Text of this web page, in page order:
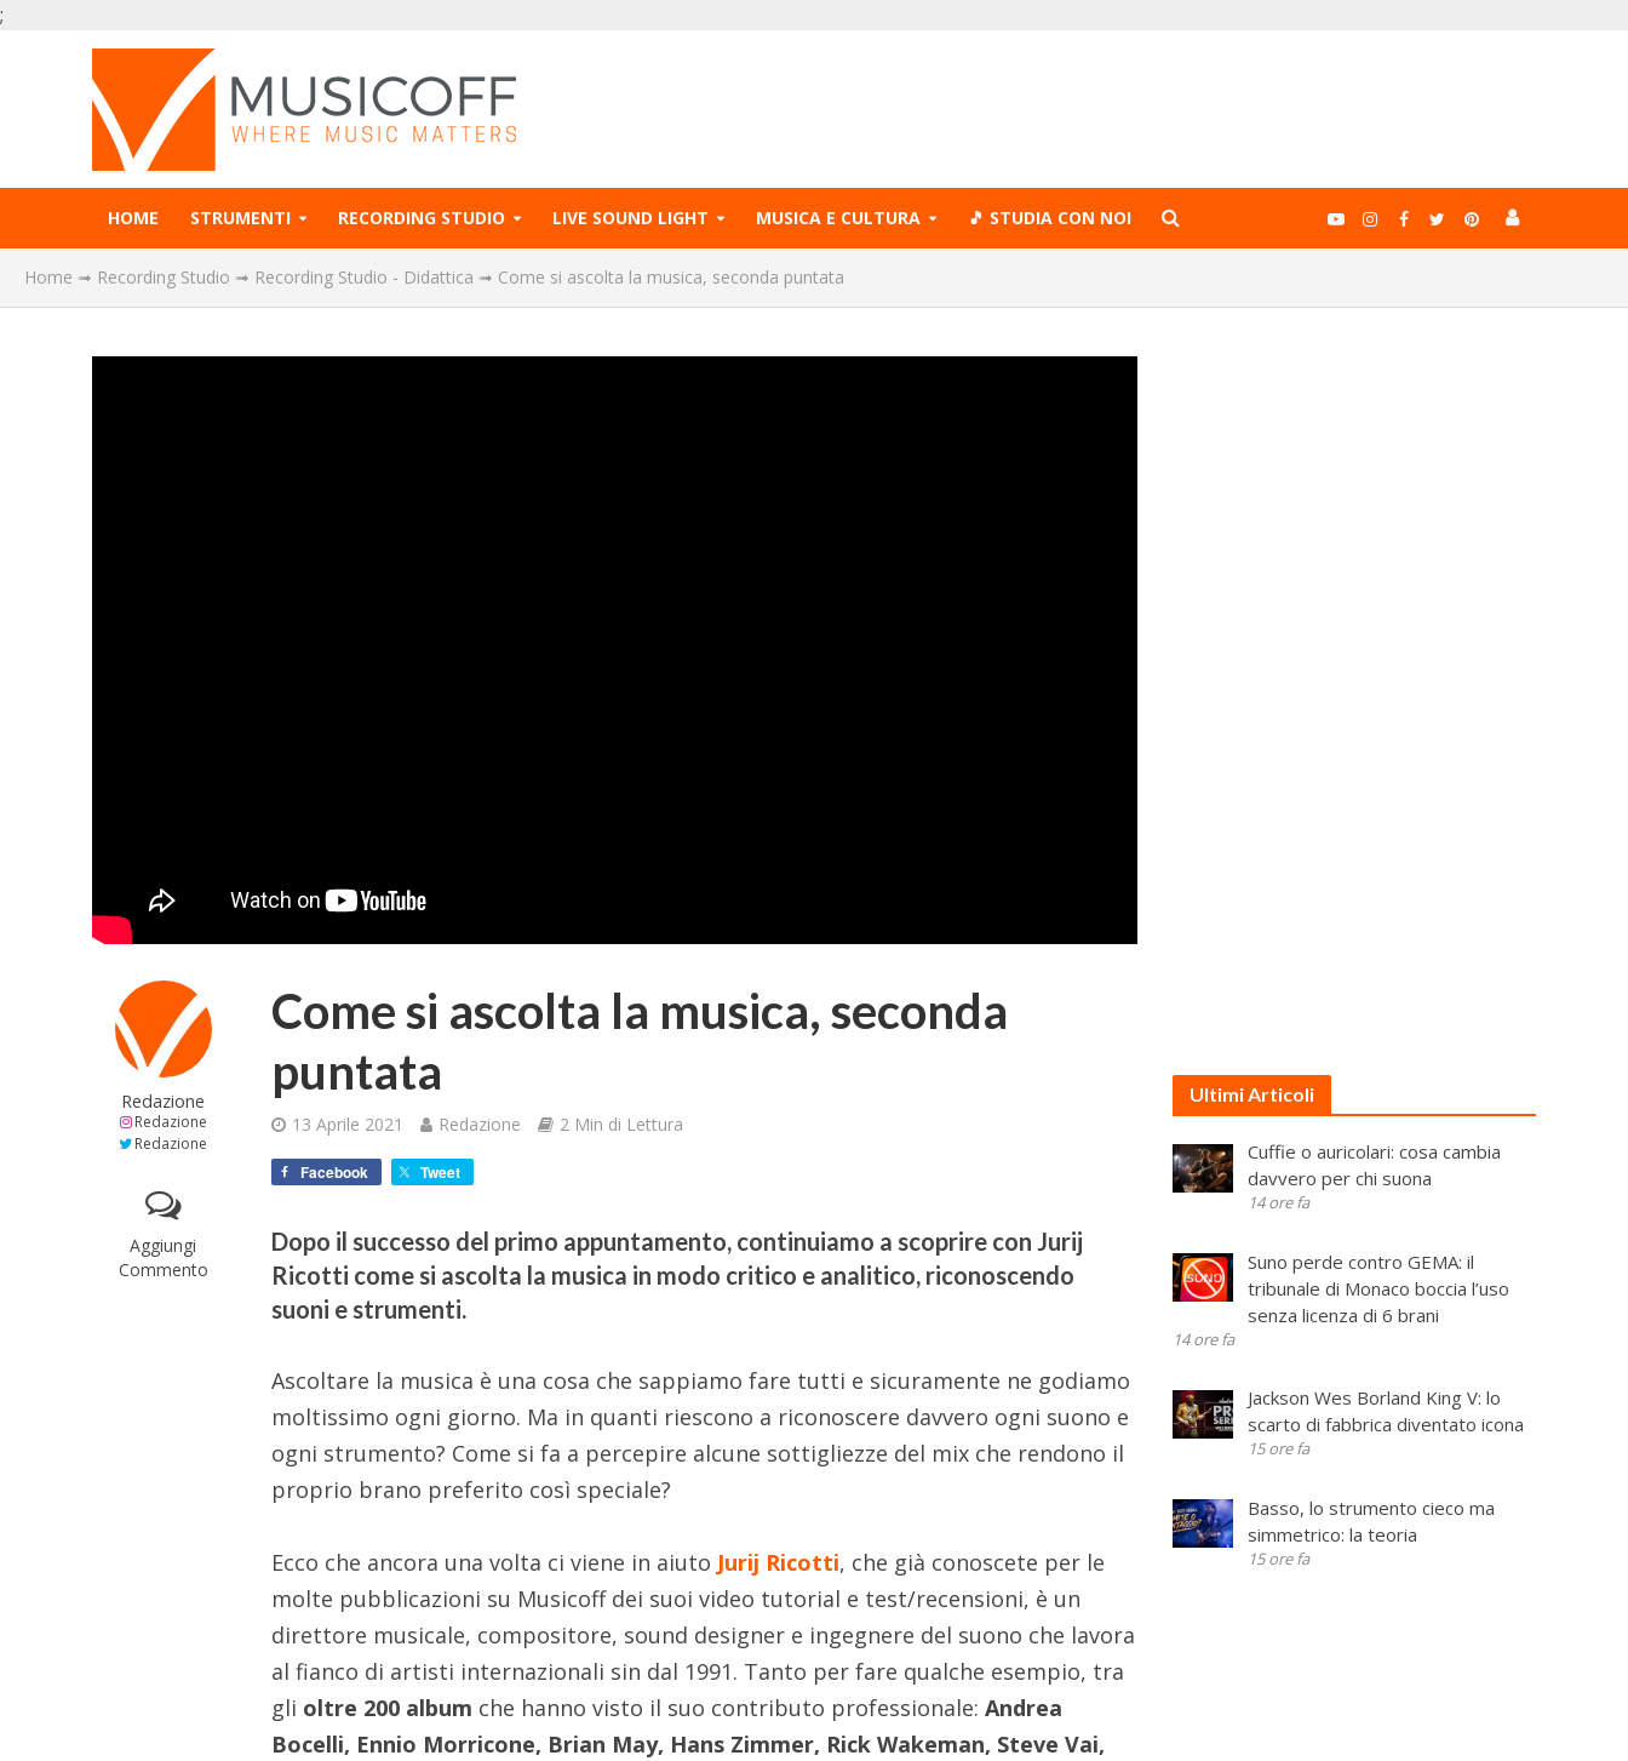
;
HOME STRUMENTI RECORDING STUDIO LIVE SOUND LIGHT MUSICA E CULTURA 🎵 STUDIA CON NOI
Home ➟ Recording Studio ➟ Recording Studio - Didattica ➟ Come si ascolta la musica, seconda puntata
Redazione
Redazione
Redazione
Aggiungi
Commento
Come si ascolta la musica, seconda
puntata
13 Aprile 2021 Redazione 2 Min di Lettura
Facebook Tweet
Dopo il successo del primo appuntamento, continuiamo a scoprire con Jurij
Ricotti come si ascolta la musica in modo critico e analitico, riconoscendo
suoni e strumenti.
Ascoltare la musica è una cosa che sappiamo fare tutti e sicuramente ne godiamo
moltissimo ogni giorno. Ma in quanti riescono a riconoscere davvero ogni suono e
ogni strumento? Come si fa a percepire alcune sottigliezze del mix che rendono il
proprio brano preferito così speciale?
Ecco che ancora una volta ci viene in aiuto Jurij Ricotti, che già conoscete per le
molte pubblicazioni su Musicoff dei suoi video tutorial e test/recensioni, è un
direttore musicale, compositore, sound designer e ingegnere del suono che lavora
al fianco di artisti internazionali sin dal 1991. Tanto per fare qualche esempio, tra
gli oltre 200 album che hanno visto il suo contributo professionale: Andrea
Bocelli, Ennio Morricone, Brian May, Hans Zimmer, Rick Wakeman, Steve Vai,
Ultimi Articoli
Cuffie o auricolari: cosa cambia
davvero per chi suona
14 ore fa
Suno perde contro GEMA: il
tribunale di Monaco boccia l’uso
senza licenza di 6 brani
14 ore fa
Jackson Wes Borland King V: lo
scarto di fabbrica diventato icona
15 ore fa
Basso, lo strumento cieco ma
simmetrico: la teoria
15 ore fa